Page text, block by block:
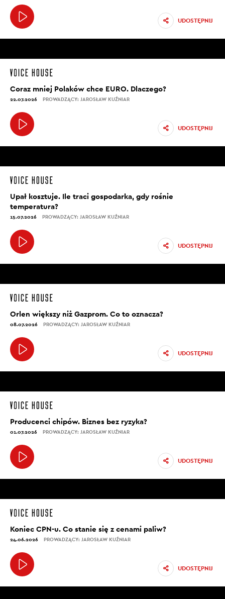
UDOSTĘPNIJ
Coraz mniej Polaków chce EURO. Dlaczego?
22.07.2026 PROWADZĄCY: JAROSŁAW KUŹNIAR
UDOSTĘPNIJ
Upał kosztuje. Ile traci gospodarka, gdy rośnie
temperatura?
15.07.2026 PROWADZĄCY: JAROSŁAW KUŹNIAR
UDOSTĘPNIJ
Orlen większy niż Gazprom. Co to oznacza?
08.07.2026 PROWADZĄCY: JAROSŁAW KUŹNIAR
UDOSTĘPNIJ
Producenci chipów. Biznes bez ryzyka?
01.07.2026 PROWADZĄCY: JAROSŁAW KUŹNIAR
UDOSTĘPNIJ
Koniec CPN-u. Co stanie się z cenami paliw?
24.06.2026 PROWADZĄCY: JAROSŁAW KUŹNIAR
UDOSTĘPNIJ